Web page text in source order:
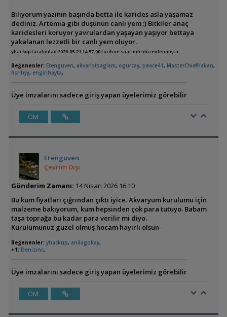
Biliyorum yazının başında betta ile karides asla yaşamaz
dediniz. Artemia gibi düşünün canlı yem :) Bitkiler anaç
karidesleri koruyor yavrulardan yaşayan yaşıyor bettaya
yakalanan lezzetli bir canlı yem oluyor.
yhackup tarafından 2026-05-21 14:57:00 tarih ve saatinde düzenlenmiştir.
Beğenenler: Erenguven, akvaristsaglam, ogurcay, peace41 , MasterChiefHakan,
fishhyy, enginhayta,
Üye imzalarını sadece giriş yapan üyelerimiz görebilir
ÖM
Erenguven
Çevrim Dışı
Gönderim Zamanı: 14 Nisan 2026 16:10
Bu kum fiyatları çığrından çıktı iyice. Akvaryum kurulumu için
malzeme bakıyorum, kum hepsinden çok para tutuyo. Babam
taşa toprağa bu kadar para verilir mi diyo.
Kurulumunuz güzel olmuş hocam hayırlı olsun
Beğenenler: yhackup, anilagokay,
+1: Denizinc,
Üye imzalarını sadece giriş yapan üyelerimiz görebilir
ÖM